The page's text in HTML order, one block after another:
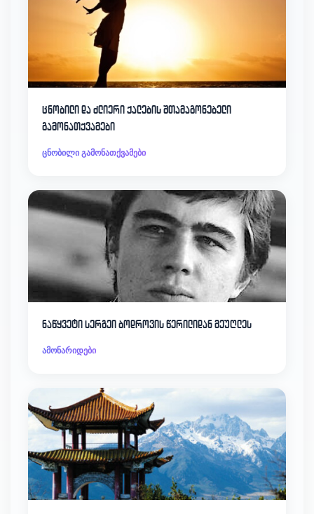
ცნობილი და ძლიერი ქალების შთამაგონებელი
გამონათქვამები
ცნობილი გამონათქვამები
ნაწყვეტი სერგეი ბოდროვის წერილიდან მეუღლეს
ამონარიდები